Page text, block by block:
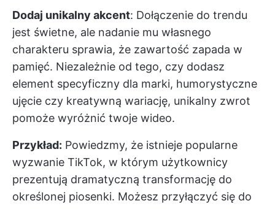
Dodaj unikalny akcent: Dołączenie do trendu
jest świetne, ale nadanie mu własnego
charakteru sprawia, że zawartość zapada w
pamięć. Niezależnie od tego, czy dodasz
element specyficzny dla marki, humorystyczne
ujęcie czy kreatywną wariację, unikalny zwrot
pomoże wyróżnić twoje wideo.
Przykład: Powiedzmy, że istnieje popularne
wyzwanie TikTok, w którym użytkownicy
prezentują dramatyczną transformację do
określonej piosenki. Możesz przyłączyć się do